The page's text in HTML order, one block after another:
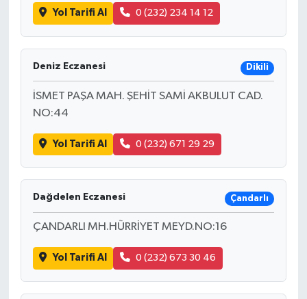
Yol Tarifi Al 0 (232) 234 14 12
Deniz Eczanesi Dikili
İSMET PAŞA MAH. ŞEHİT SAMİ AKBULUT CAD.
NO:44
Yol Tarifi Al 0 (232) 671 29 29
Dağdelen Eczanesi Çandarlı
ÇANDARLI MH.HÜRRİYET MEYD.NO:16
Yol Tarifi Al 0 (232) 673 30 46